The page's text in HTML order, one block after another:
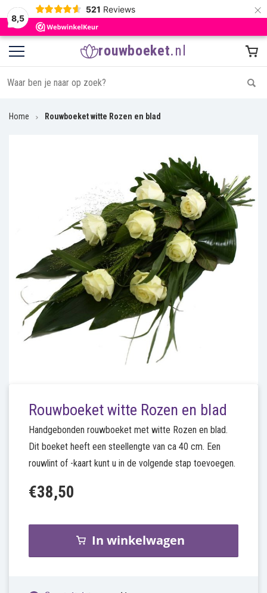
8,5
521 Reviews ×
rouwboeket.nl
Home Rouwboeket witte Rozen en blad
Rouwboeket witte Rozen en blad
Handgebonden rouwboeket met witte Rozen en blad.
Dit boeket heeft een steellengte van ca 40 cm. Een
rouwlint of -kaart kunt u in de volgende stap toevoegen.
€38,50
In winkelwagen